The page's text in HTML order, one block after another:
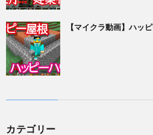
【マイクラ動画】ハッ
カテゴリー